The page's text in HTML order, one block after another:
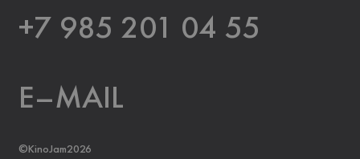
E–MAIL
©KinoJam2026
+7 985 201 04 55